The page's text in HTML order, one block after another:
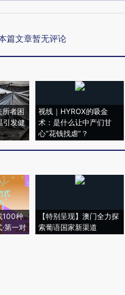
篇文章暂无评论
所者困
引发健
视线｜HYROX的吸金
术：是什么让中产们甘
心“花钱找虐”？
100种
第一对
【特别呈现】澳门全力探
索葡语国家新渠道